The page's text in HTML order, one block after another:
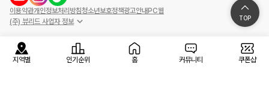
이용약관개인정보처리방침청소년보호정책광고안내PC웹
(주) 뷰리드 사업자 정보
지역별 인기순위 홈 커뮤니티 쿠폰샵
TOP